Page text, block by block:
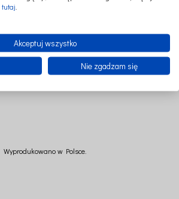
Wysokość 18 cm (+/-)
Skład: 95% bawełna 5%elastan
Wyprodukowano w Polsce.
tutaj
Akceptuj wszystko
Nie zgadzam się